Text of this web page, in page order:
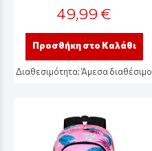
49,99 €
Προσθήκη στο Καλάθι
Διαθεσιμότητα:Άμεσα διαθέσιμο